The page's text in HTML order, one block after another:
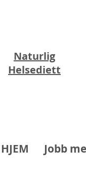
Naturlig
Helsediett
HJEM Jobb